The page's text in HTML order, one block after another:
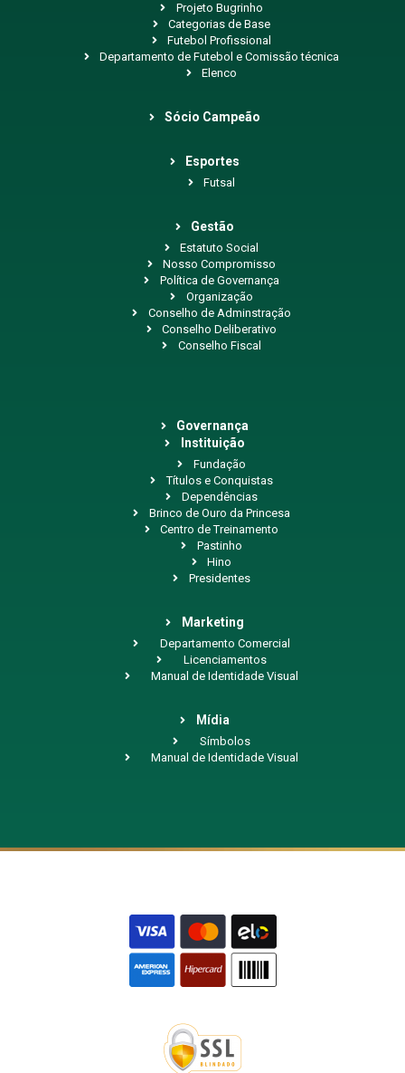
Projeto Bugrinho
Categorias de Base
Futebol Profissional
Departamento de Futebol e Comissão técnica
Elenco
Sócio Campeão
Esportes
Futsal
Gestão
Estatuto Social
Nosso Compromisso
Política de Governança
Organização
Conselho de Adminstração
Conselho Deliberativo
Conselho Fiscal
Governança
Instituição
Fundação
Títulos e Conquistas
Dependências
Brinco de Ouro da Princesa
Centro de Treinamento
Pastinho
Hino
Presidentes
Marketing
Departamento Comercial
Licenciamentos
Manual de Identidade Visual
Mídia
Símbolos
Manual de Identidade Visual